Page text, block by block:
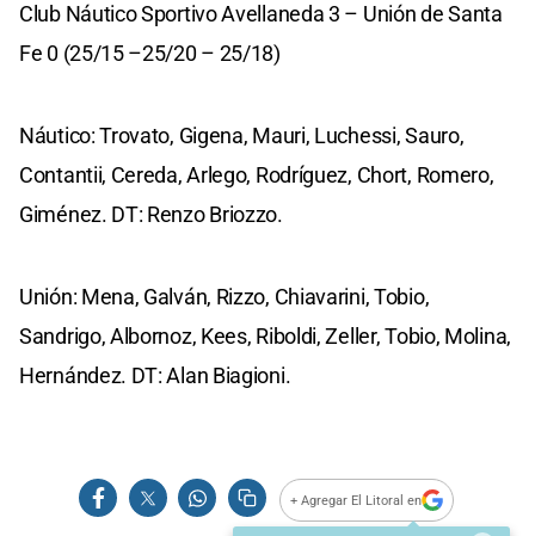
Club Náutico Sportivo Avellaneda 3 – Unión de Santa
Fe 0 (25/15 –25/20 – 25/18)
Náutico: Trovato, Gigena, Mauri, Luchessi, Sauro,
Contantii, Cereda, Arlego, Rodríguez, Chort, Romero,
Giménez. DT: Renzo Briozzo.
Unión: Mena, Galván, Rizzo, Chiavarini, Tobio,
Sandrigo, Albornoz, Kees, Riboldi, Zeller, Tobio, Molina,
Hernández. DT: Alan Biagioni.
+ Agregar El Litoral en